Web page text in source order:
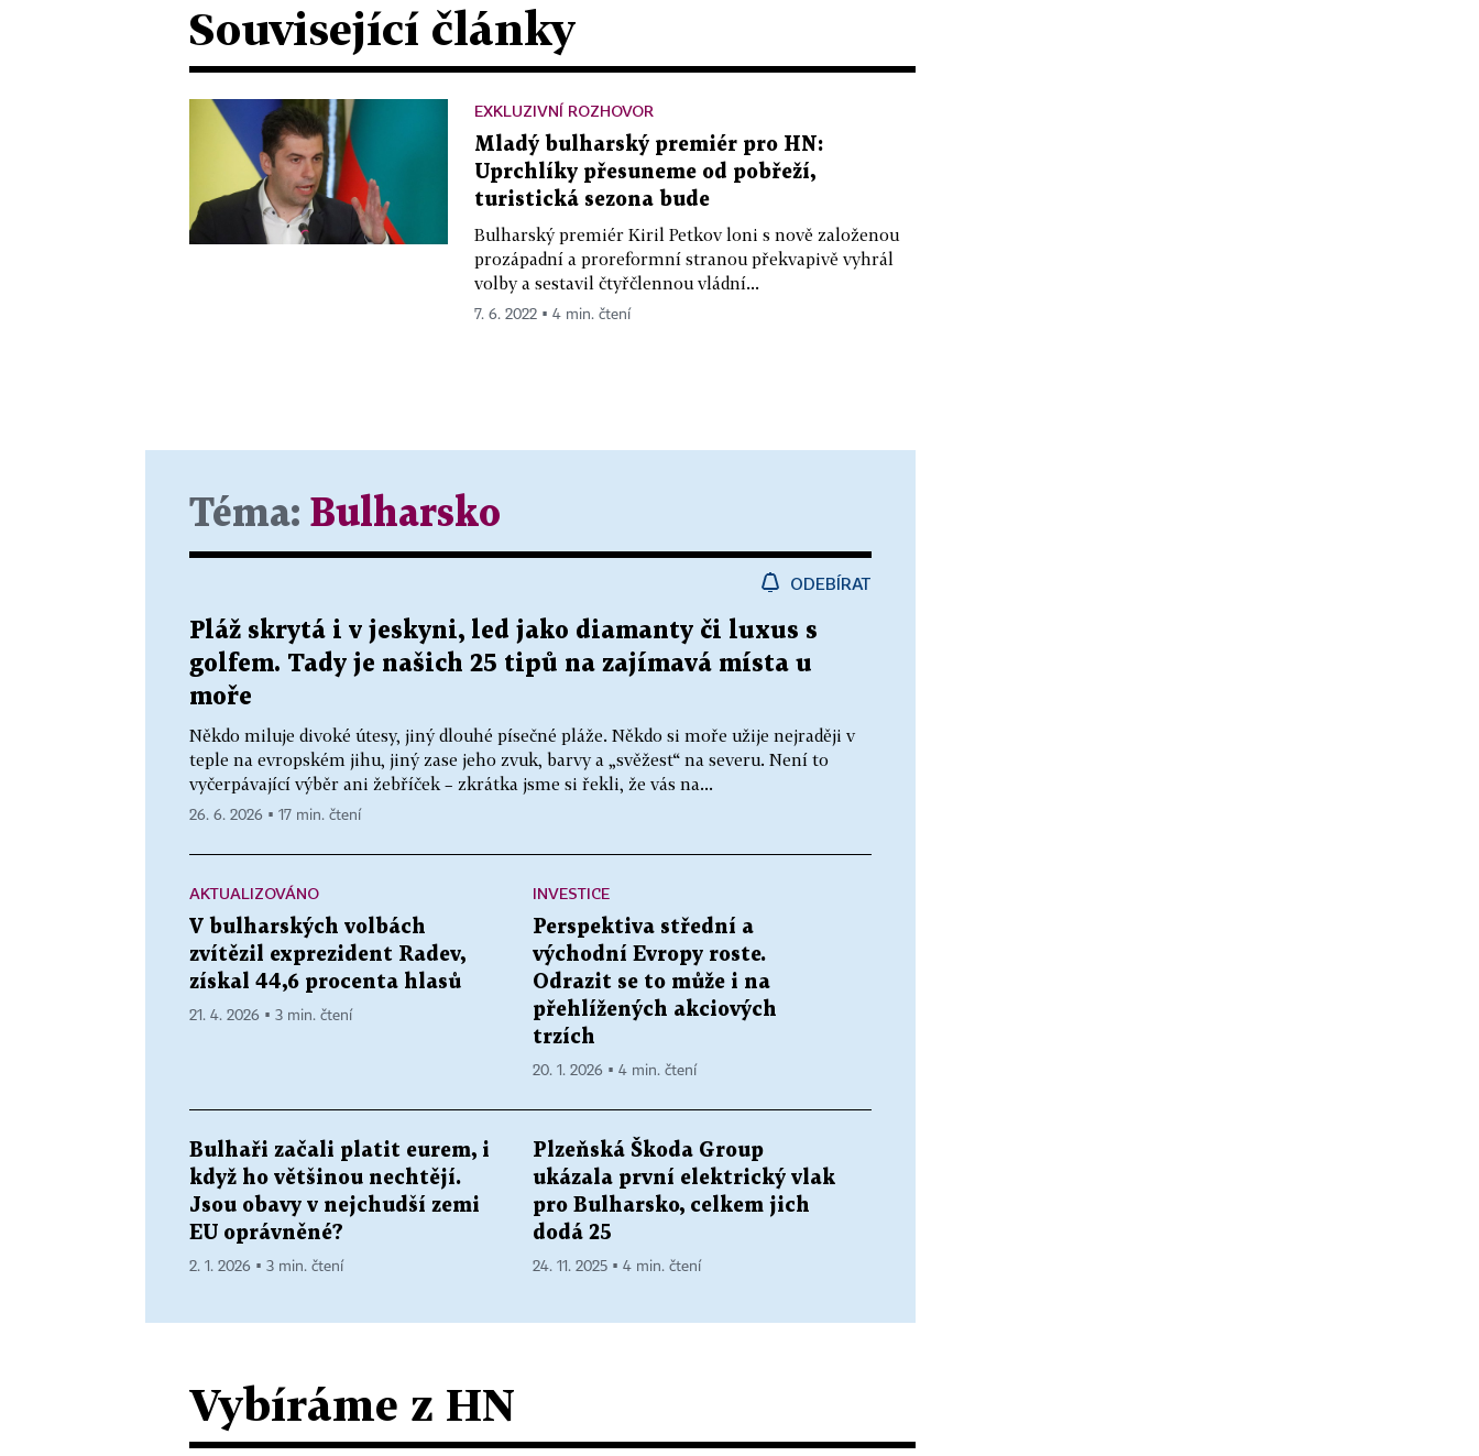
Související články
EXKLUZIVNÍ ROZHOVOR
Mladý bulharský premiér pro HN:
Uprchlíky přesuneme od pobřeží,
turistická sezona bude
Bulharský premiér Kiril Petkov loni s nově založenou
prozápadní a proreformní stranou překvapivě vyhrál
volby a sestavil čtyřčlennou vládní...
7. 6. 2022 ▪ 4 min. čtení
Téma: Bulharsko
ODEBÍRAT
Pláž skrytá i v jeskyni, led jako diamanty či luxus s
golfem. Tady je našich 25 tipů na zajímavá místa u
moře
Někdo miluje divoké útesy, jiný dlouhé písečné pláže. Někdo si moře užije nejraději v
teple na evropském jihu, jiný zase jeho zvuk, barvy a „svěžest“ na severu. Není to
vyčerpávající výběr ani žebříček – zkrátka jsme si řekli, že vás na...
26. 6. 2026 ▪ 17 min. čtení
AKTUALIZOVÁNO
V bulharských volbách
zvítězil exprezident Radev,
získal 44,6 procenta hlasů
21. 4. 2026 ▪ 3 min. čtení
INVESTICE
Perspektiva střední a
východní Evropy roste.
Odrazit se to může i na
přehlížených akciových
trzích
20. 1. 2026 ▪ 4 min. čtení
Bulhaři začali platit eurem, i
když ho většinou nechtějí.
Jsou obavy v nejchudší zemi
EU oprávněné?
2. 1. 2026 ▪ 3 min. čtení
Plzeňská Škoda Group
ukázala první elektrický vlak
pro Bulharsko, celkem jich
dodá 25
24. 11. 2025 ▪ 4 min. čtení
Vybíráme z HN